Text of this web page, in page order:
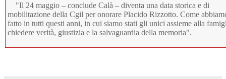
"Il 24 maggio – conclude Calà – diventa una data storica e di
mobilitazione della Cgil per onorare Placido Rizzotto. Come
fatto in tutti questi anni, in cui siamo stati gli unici assieme alla
chiedere verità, giustizia e la salvaguardia della memoria".